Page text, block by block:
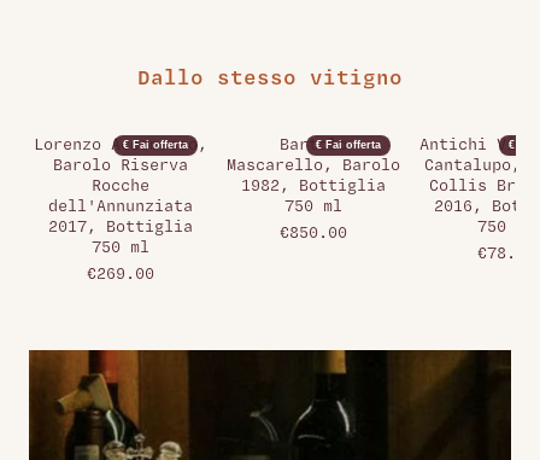
Dallo stesso vitigno
€ Fai offerta
Lorenzo Accomasso,
Barolo Riserva
Rocche
dell'Annunziata
2017, Bottiglia
750 ml
€269.00
€ Fai offerta
Bartolo
Mascarello, Barolo
1982, Bottiglia
750 ml
€850.00
€ Fai
Antichi
Cantalupo,
Collis
2016,
750 ml
€78.00